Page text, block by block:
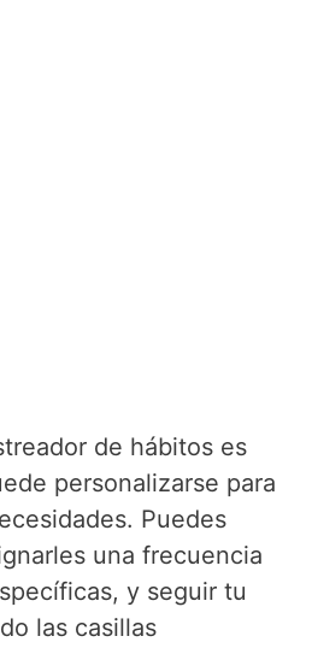
de hábitos es
personalizarse para
Puedes
una frecuencia
y seguir tu
las casillas